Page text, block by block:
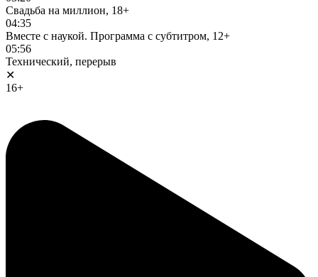
Свадьба на миллион, 18+
04:35
Вместе с наукой. Программа с субтитром, 12+
05:56
Технический, перерыв
✕
16+